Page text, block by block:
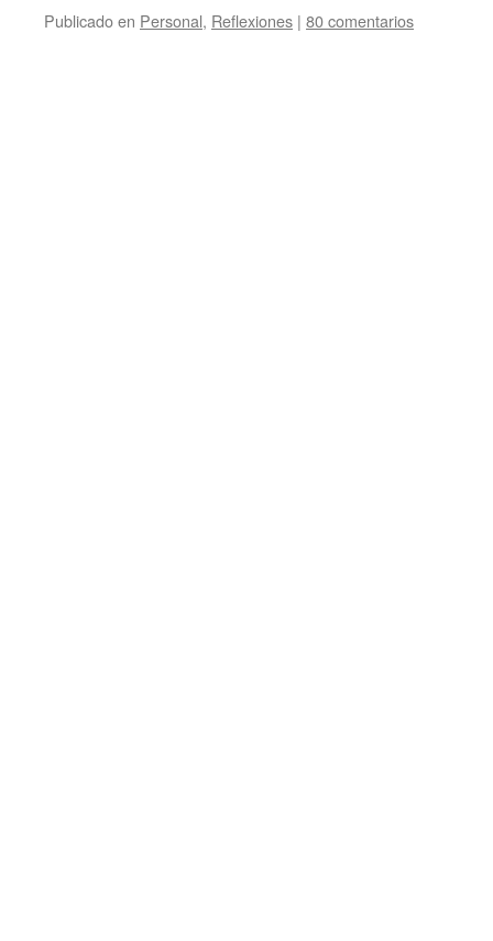
Publicado en Personal, Reflexiones | 80 comentarios